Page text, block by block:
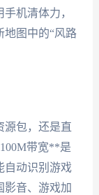
机清体力，
地图中的“风路
源包，还是直
带宽**是
动识别游戏
音、游戏加